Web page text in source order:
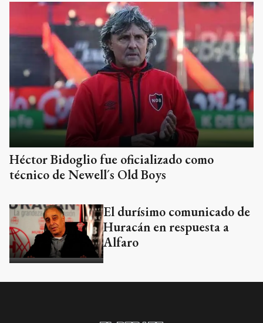
Héctor Bidoglio fue oficializado como
técnico de Newell´s Old Boys
El durísimo comunicado de
Huracán en respuesta a
Alfaro